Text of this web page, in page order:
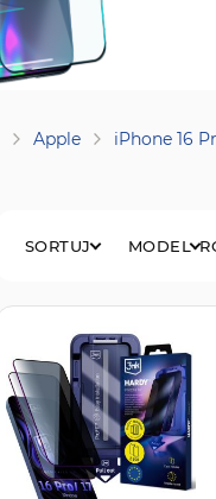
Apple iPhone 16
MODEL
SORTUJ